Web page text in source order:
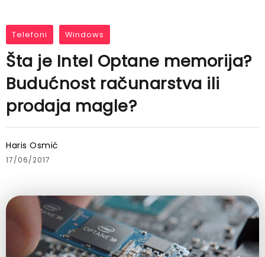
Telefoni Windows
Šta je Intel Optane memorija?
Budućnost računarstva ili
prodaja magle?
Haris Osmić
17/06/2017